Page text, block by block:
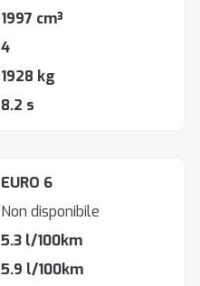
1997 cm³
4
1928 kg
8.2 s
EURO 6
Non disponibile
5.3 l/100km
5.9 l/100km